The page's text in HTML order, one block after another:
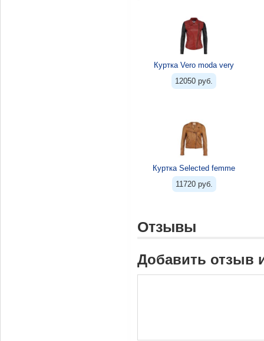
Куртка Vero moda very
12050 руб.
Куртка Selected femme
11720 руб.
Отзывы
Добавить отзыв